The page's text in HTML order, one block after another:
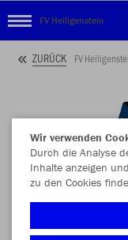
FV Heiligenstein
ZURÜCK FV
Wir verwenden
Durch die Analyse
Inhalte anzeigen
zu den Cookies